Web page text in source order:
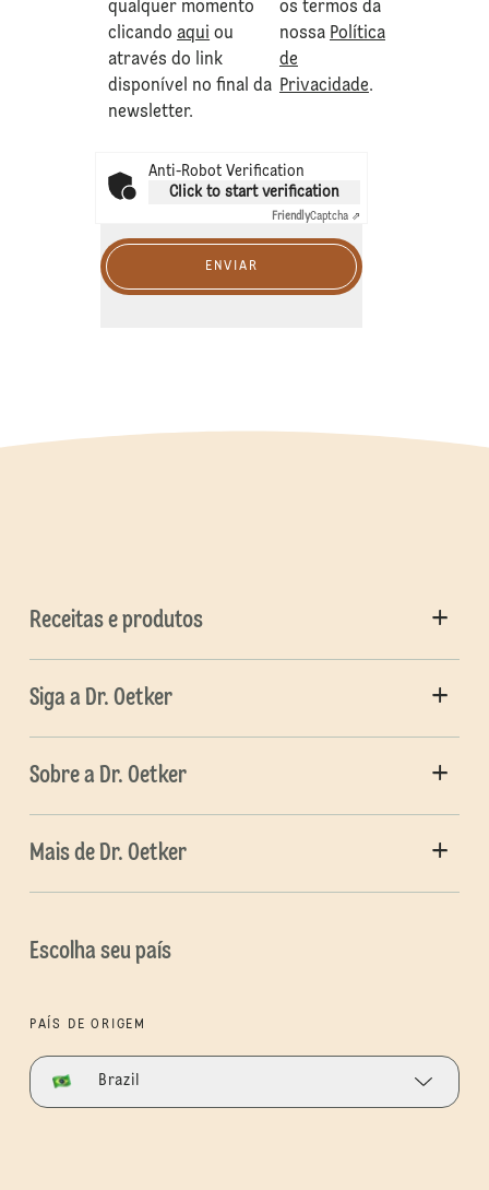
qualquer momento
clicando aqui ou
através do link
disponível no final da
newsletter.
os termos da
nossa Política
de
Privacidade.
Anti-Robot Verification
Click to start verification
FriendlyCaptcha ⇗
ENVIAR
Receitas e produtos
Siga a Dr. Oetker
Sobre a Dr. Oetker
Mais de Dr. Oetker
Escolha seu país
PAÍS DE ORIGEM
Brazil